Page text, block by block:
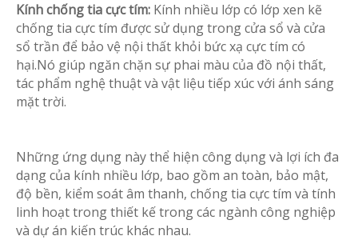
Kính chống tia cực tím: Kính nhiều lớp có lớp xen kẽ
chống tia cực tím được sử dụng trong cửa sổ và cửa
sổ trần để bảo vệ nội thất khỏi bức xạ cực tím có
hại.Nó giúp ngăn chặn sự phai màu của đồ nội thất,
tác phẩm nghệ thuật và vật liệu tiếp xúc với ánh sáng
mặt trời.
Những ứng dụng này thể hiện công dụng và lợi ích đa
dạng của kính nhiều lớp, bao gồm an toàn, bảo mật,
độ bền, kiểm soát âm thanh, chống tia cực tím và tính
linh hoạt trong thiết kế trong các ngành công nghiệp
và dự án kiến ​​trúc khác nhau.